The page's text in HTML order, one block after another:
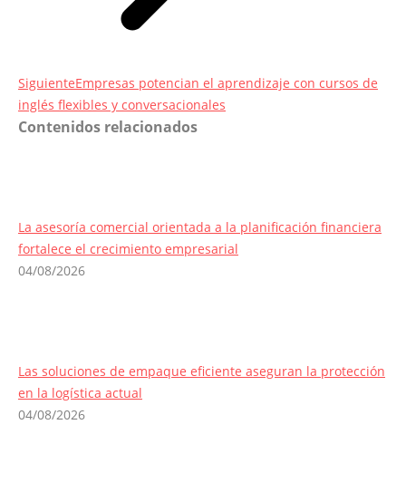
SiguienteEntrada
siguiente:
Empresas potencian el aprendizaje con cursos de
inglés flexibles y conversacionales
Contenidos relacionados
La asesoría comercial orientada a la planificación financiera
fortalece el crecimiento empresarial
04/08/2026
Las soluciones de empaque eficiente aseguran la protección
en la logística actual
04/08/2026